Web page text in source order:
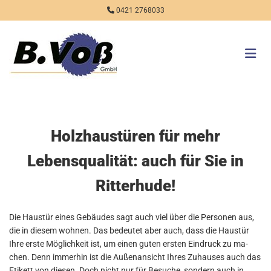
 0421 2768033
Holzhaustüren für mehr
Lebensqualität: auch für Sie in
Ritterhude!
Die Haus­tür eines Ge­bäu­des sagt auch viel über die Per­so­nen aus,
die in die­sem woh­nen. Das be­deu­tet aber auch, dass die Haus­tür
Ihre erste Mög­lich­keit ist, um einen guten ers­ten Ein­druck zu ma­
chen. Denn im­mer­hin ist die Au­ßen­an­sicht Ihres Zu­hau­ses auch das